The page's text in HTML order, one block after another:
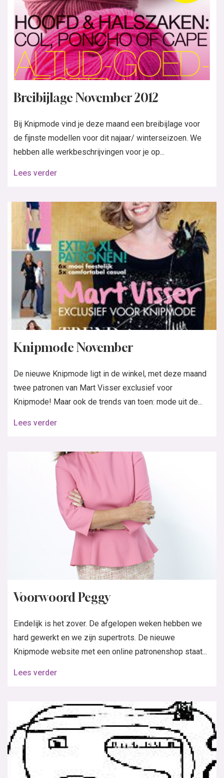
Breibijlage November 2012
Bij Knipmode vind je deze maand een breibijlage voor
de fijnste modellen voor dit najaar/ winterseizoen. We
hebben alle werkbeschrijvingen voor je op...
Lees verder
Knipmode November
De nieuwe Knipmode ligt in de winkel, met deze maand
twee patronen van Mart Visser exclusief voor
Knipmode! Maar ook de trends van toen: mode uit de...
Lees verder
Voorwoord Peggy
Eindelijk is het zover. De afgelopen weken hebben we
hard gewerkt en we zijn supertrots. De nieuwe
Knipmode website met een online patronenshop staat...
Lees verder